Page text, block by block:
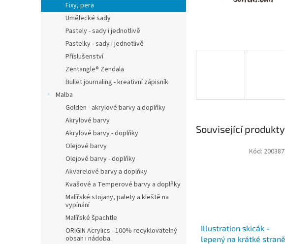
Fixy, pera
Umělecké sady
Pastely - sady i jednotlivě
Pastelky - sady i jednotlivě
Příslušenství
Zentangle® Zendala
Bullet journaling - kreativní zápisník
Malba
Golden - akrylové barvy a doplňky
Akrylové barvy
Akrylové barvy - doplňky
Olejové barvy
Olejové barvy - doplňky
Akvarelové barvy a doplňky
Kvašové a Temperové barvy a doplňky
Malířské stojany, palety a kleště na
vypínání
Malířské špachtle
ORIGIN Acrylics - 100% recyklovatelný
obsah i nádoba.
Související produkty
Illustration skicák -
lepený na krátké straně
Kód: